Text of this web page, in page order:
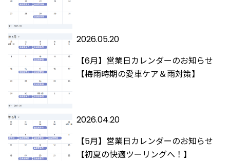
2026.05.20
【6月】営業日カレンダーのお知らせ
【梅雨時期の愛車ケア＆雨対策】
2026.04.20
【5月】営業日カレンダーのお知らせ
【初夏の快適ツーリングへ！】